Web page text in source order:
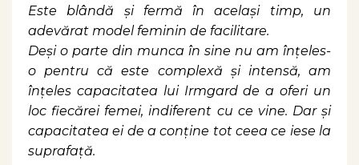
Este blândă și fermă în același timp, un
adevărat model feminin de facilitare.
Deși o parte din munca în sine nu am înțeles-
o pentru că este complexă și intensă, am
înțeles capacitatea lui Irmgard de a oferi un
loc fiecărei femei, indiferent cu ce vine. Dar și
capacitatea ei de a conține tot ceea ce iese la
suprafață.